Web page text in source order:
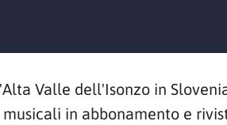
Valle dell'Isonzo in
in abbonamento e